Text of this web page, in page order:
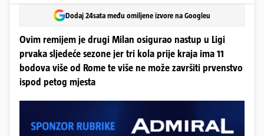
Dodaj 24sata među omiljene izvore na Googleu
Ovim remijem je drugi Milan osigurao nastup u Ligi
prvaka sljedeće sezone jer tri kola prije kraja ima 11
bodova više od Rome te više ne može završiti prvenstvo
ispod petog mjesta